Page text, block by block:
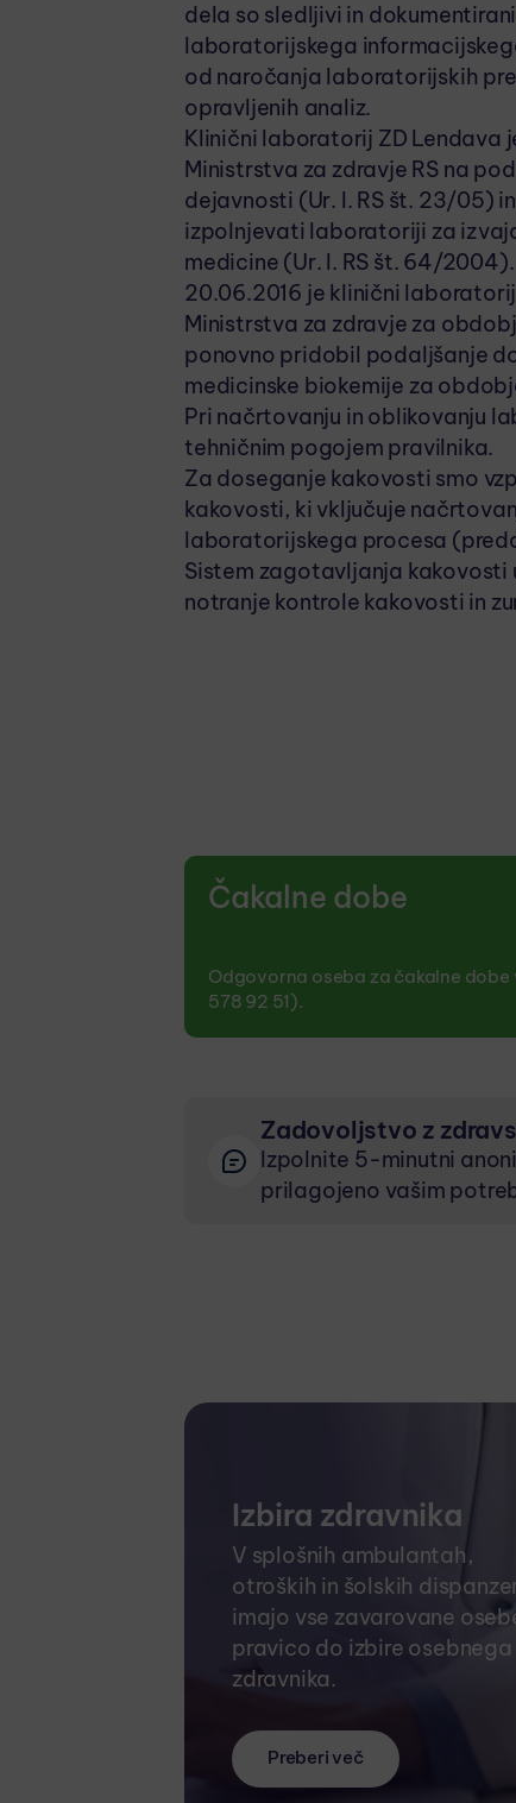
dela so sledljivi in
laboratorijskega
od naročanja laboratorijskih
opravljenih analiz.
Klinični laboratorij ZD Lendava
Ministrstva za zdravje RS na
dejavnosti (Ur. l. RS št. 23/05)
izpolnjevati laboratoriji za
medicine (Ur. l. RS št. 64/2004).
20.06.2016 je klinični
Ministrstva za zdravje za
ponovno pridobil podaljšanje
medicinske biokemije za
Pri načrtovanju in oblikovanju
tehničnim pogojem pravilnika.
Za doseganje kakovosti smo
kakovosti, ki vključuje
laboratorijskega procesa
Sistem zagotavljanja kakovosti
notranje kontrole kakovosti in
Čakalne dobe
Odgovorna oseba za čakalne
578 92 51).
Zadovoljstvo z
Izpolnite 5-minutni
prilagojeno vašim
Izbira zdravnika
V splošnih ambulantah,
otroških in šolskih
imajo vse zavarovane
pravico do izbire osebnega
zdravnika.
Preberi več